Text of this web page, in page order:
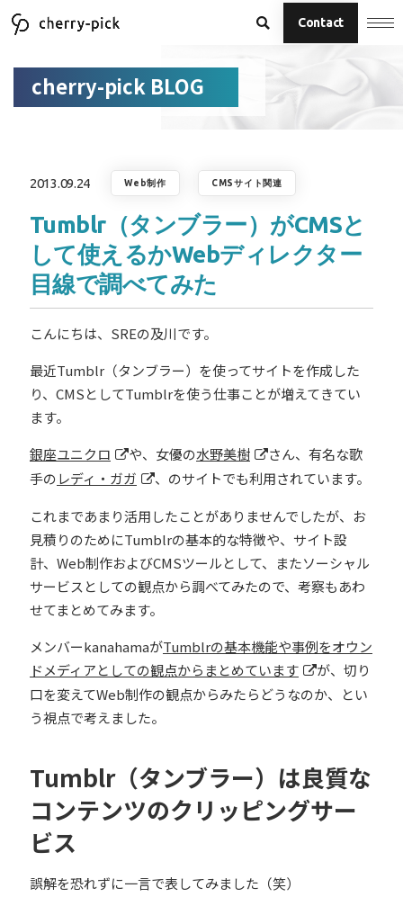
Contact
cherry-pick BLOG
2013.09.24 Web制作 CMSサイト関連
Tumblr（タンブラー）がCMSと
して使えるかWebディレクター
目線で調べてみた
こんにちは、SREの及川です。
最近Tumblr（タンブラー）を使ってサイトを作成した
り、CMSとしてTumblrを使う仕事ことが増えてきてい
ます。
銀座ユニクロ
や、女優の水野美樹
さん、有名な歌
手のレディ・ガガ
、のサイトでも利用されています。
これまであまり活用したことがありませんでしたが、お
見積りのためにTumblrの基本的な特徴や、サイト設
計、Web制作およびCMSツールとして、またソーシャル
サービスとしての観点から調べてみたので、考察もあわ
せてまとめてみます。
メンバーkanahamaがTumblrの基本機能や事例をオウン
ドメディアとしての観点からまとめています
が、切り
口を変えてWeb制作の観点からみたらどうなのか、とい
う視点で考えました。
Tumblr（タンブラー）は良質な
コンテンツのクリッピングサー
ビス
誤解を恐れずに一言で表してみました（笑）